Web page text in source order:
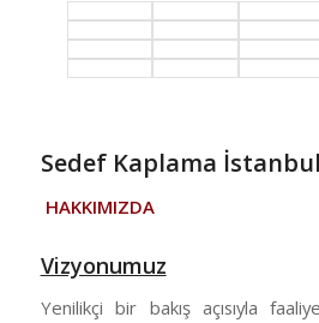
Sedef Kaplama İstanbul
HAKKIMIZDA
Vizyonumuz
Yenilikçi bir bakış açısıyla